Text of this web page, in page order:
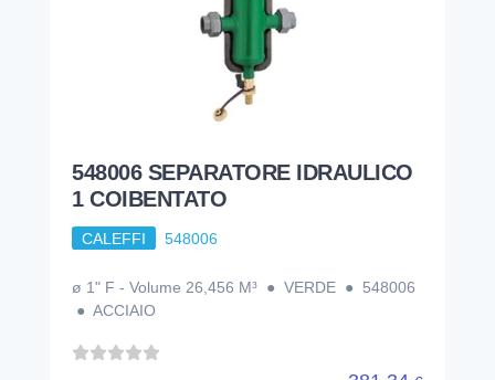
548006 SEPARATORE IDRAULICO
1 COIBENTATO
CALEFFI 548006
ø 1" F - Volume 26,456 M³ ● VERDE ● 548006
● ACCIAIO